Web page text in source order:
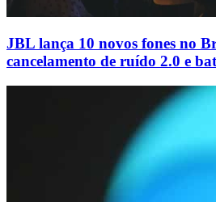
JBL lança 10 novos fones no
cancelamento de ruído 2.0 e